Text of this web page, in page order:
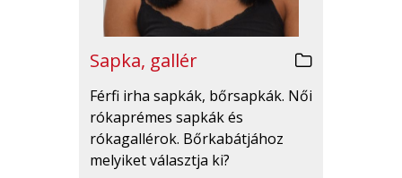
Sapka, gallér
Férfi irha sapkák, bőrsapkák. Női
rókaprémes sapkák és
rókagallérok. Bőrkabátjához
melyiket választja ki?